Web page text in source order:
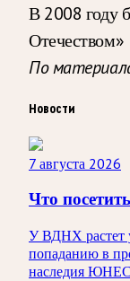
В 2008 году
Отечеством»
По
Новости
7 августа 2026
Что
У ВДНХ растет
попаданию в
наследия